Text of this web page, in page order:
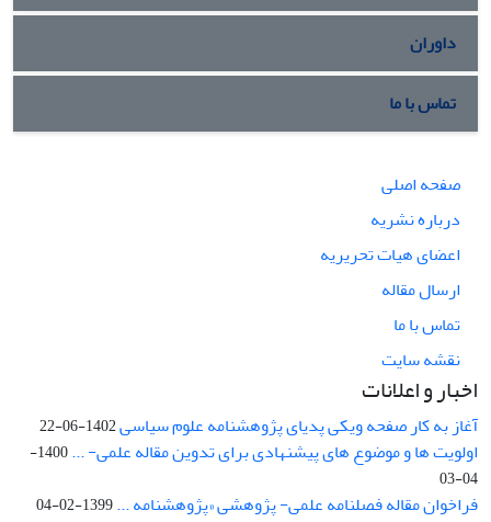
داوران
تماس با ما
صفحه اصلی
درباره نشریه
اعضای هیات تحریریه
ارسال مقاله
تماس با ما
نقشه سایت
اخبار و اعلانات
آغاز به کار صفحه ویکی پدیای پژوهشنامه علوم سیاسی1402-06-22
اولویت ها و موضوع های پیشنهادی برای تدوین مقاله علمی- ...
1400-
04-03
فراخوان مقاله فصلنامه علمی- پژوهشی «پژوهشنامه ...1399-02-04